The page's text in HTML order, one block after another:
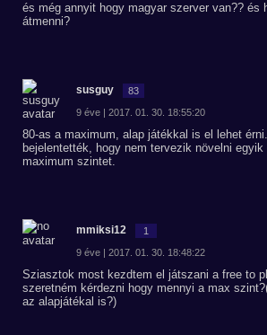
és még annyit hogy magyar szerver van?? és
átmenni?
susguy 83
9 éve | 2017. 01. 30. 18:55:20
80-as a maximum, alap játékkal is el lehet
bejelentették, hogy nem tervezik növelni
maximum szintet.
mmiksi12 1
9 éve | 2017. 01. 30. 18:48:22
Sziasztok most kezdtem el játszani a free to
szeretném kérdezni hogy mennyi a max
az alapjátékal is?)